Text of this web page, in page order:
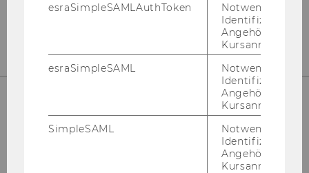
Ab­tei­lung für Bil­dungs­wis­sen­schaft
Ge­bäu­de D2, Ein­gang E, 2. OG
esraSimpleSAMLAuthToken
Notwendig zur
Identifizierung
Angehörige/r für
Kursanmeldung.
esraSimpleSAML
Notwendig zur
Identifizierung
Angehörige/r für
Kursanmeldung.
SimpleSAML
Notwendig zur
Identifizierung
Angehörige/r für
Kursanmeldung.